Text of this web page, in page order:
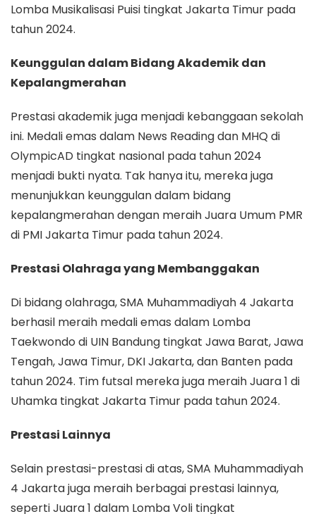
Lomba Musikalisasi Puisi tingkat Jakarta Timur pada
tahun 2024.
Keunggulan dalam Bidang Akademik dan
Kepalangmerahan
Prestasi akademik juga menjadi kebanggaan sekolah
ini. Medali emas dalam News Reading dan MHQ di
OlympicAD tingkat nasional pada tahun 2024
menjadi bukti nyata. Tak hanya itu, mereka juga
menunjukkan keunggulan dalam bidang
kepalangmerahan dengan meraih Juara Umum PMR
di PMI Jakarta Timur pada tahun 2024.
Prestasi Olahraga yang Membanggakan
Di bidang olahraga, SMA Muhammadiyah 4 Jakarta
berhasil meraih medali emas dalam Lomba
Taekwondo di UIN Bandung tingkat Jawa Barat, Jawa
Tengah, Jawa Timur, DKI Jakarta, dan Banten pada
tahun 2024. Tim futsal mereka juga meraih Juara 1 di
Uhamka tingkat Jakarta Timur pada tahun 2024.
Prestasi Lainnya
Selain prestasi-prestasi di atas, SMA Muhammadiyah
4 Jakarta juga meraih berbagai prestasi lainnya,
seperti Juara 1 dalam Lomba Voli tingkat